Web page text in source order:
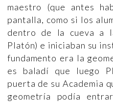
maestro (que antes
pantalla, como si los
dentro de la cueva a
Platón) e iniciaban su
fundamento era la
es baladí que luego
puerta de su Academia
geometría podía